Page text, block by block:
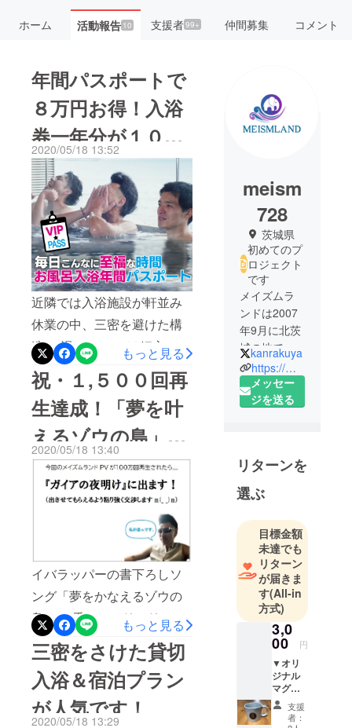
ホーム 活動報告10 支援者99+ 仲間募集 コメント
年間パスポートで
８万円お得！入浴
券一年分が１０万
円のリターンで登
場。
2020/05/18 13:52
近隣では入浴施設が軒並み
休業の中、三密を避けた構
造の”湯かっぺ”では細心の注
意を払いながら営業を続け
てきました。“どこも休みだ
から、つくばから通ってん
だよ～”毎週欠かさず湯かっ
ぺに来てくれるお客様もい
らっしゃいます。広々とし
た温泉に家族でゆっくりつ
かりに来ませんか♪▼湯かっ
ぺ入浴年間フリーパスポー
ト（クリックすると直接リ
ターン画面に移ります）
オーナー夫妻が全国の温泉
を巡り、たどり着いたのは
解放感のある温泉施設でし
た。室内・浴場が一体化
し、すぐ目の前には太平洋
が一望できる立地にある”湯
もっと見る
祝・１,５００回再
生達成！「夢を叶
えるゾウの島」で
ステイホームも楽
しもう♪
2020/05/18 13:40
イバラッパーの書下ろしソ
ング「夢をかなえるゾウの
島 」に乗ってノリノリの社
長とお客さんたち。こんな
ときだからこそ、元気な歌
をみんなで歌って暗い雰囲
気を吹き飛ばそう♪『夢をか
もっと見る
三密をさけた貸切
入浴＆宿泊プラン
が人気です！
2020/05/18 13:29
meism
728
茨城県
初めてのプ
ロジェクト
です
メイズムラ
ンドは2007
年9月に北茨
城の地で創
業しまし
た。
我々の提供
様だけでな
く、社会に
大きな明か
りを
灯した
い・・・、
すべての人
の笑顔を作
りた
い・・・、
そんな会社
を目指して
います。当
店が10年以
上経営して
kanrakuya
https://meismland.co.jp/
メッセー
ジを送る
リターンを
選ぶ
目標金額
未達でも
リターン
が届きま
す(All-in
方式)
3,0
00 円
▼オリ
ジナル
マグ
カップ
▼お礼
支援
者：